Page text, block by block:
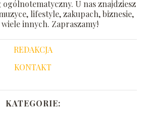
U nas znajdziesz
lifestyle, zakupach, biznesie,
innych. Zapraszamy!
REDAKCJA
KONTAKT
KATEGORIE: